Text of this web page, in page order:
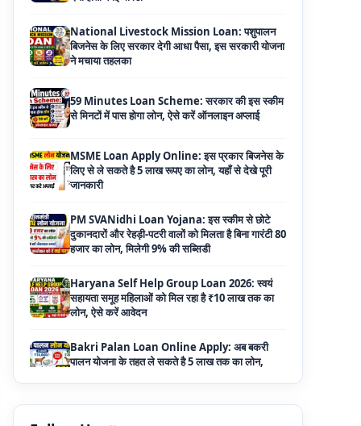
59 Minutes Loan Scheme: सरकार की इस स्कीम
से मिनटों में पास होगा लोन, ऐसे करें ऑनलाइन अप्लाई
लिए से ले सकते है 5 लाख रूपए का लोन, यहाँ से देखे पूरी
जानकारी
PM SVANidhi Loan Yojana: इस स्कीम से छोटे
दुकानदारों और रेहड़ी-पटरी वालों को मिलता है बिना गारंटी 80
हजार का लोन, मिलेगी 9% की सब्सिडी
Haryana Self Help Group Loan 2026: स्वयं
सहायता समूह महिलाओं को मिल रहा है ₹10 लाख तक का
लोन, ऐसे करें आवेदन
Bakri Palan Loan Online Apply: अब बकरी
पालन योजना के तहत ले सकते है 5 लाख तक का लोन,
मिलती है 35% तक सब्सिडी
SBI Animal Husbandry Loan Scheme: SBI
पशुपालन लोन योजना के फॉर्म फिर से हुए शुरू, बिना गारंटी